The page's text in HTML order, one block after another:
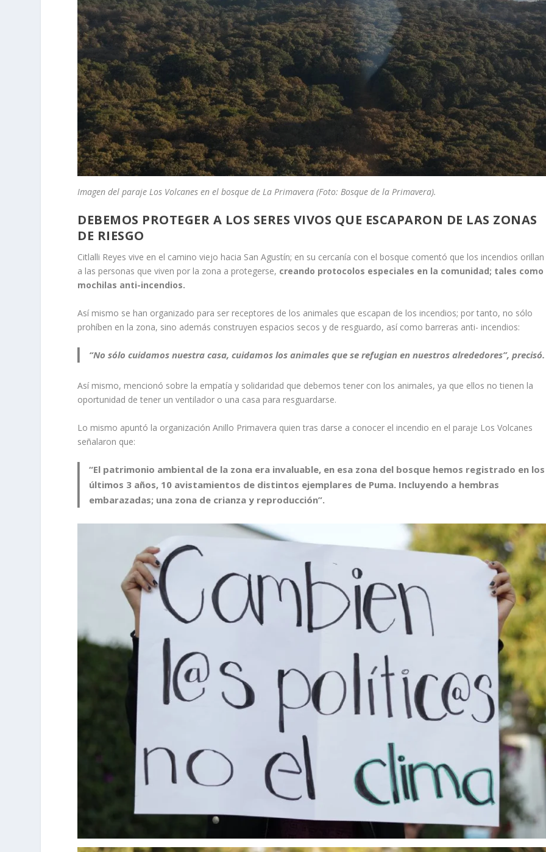
Imagen del paraje Los Volcanes en el bosque de La Primavera (Foto: Bosque de la Primavera).
DEBEMOS PROTEGER A LOS SERES VIVOS QUE ESCAPARON DE LAS ZONAS
DE RIESGO
Citlalli Reyes vive en el camino viejo hacia San Agustín; en su cercanía con el bosque comentó que los incendios orillan
a las personas que viven por la zona a protegerse, creando protocolos especiales en la comunidad; tales como
mochilas anti-incendios.
Así mismo se han organizado para ser receptores de los animales que escapan de los incendios; por tanto, no sólo
prohíben en la zona, sino además construyen espacios secos y de resguardo, así como barreras anti- incendios:
“No sólo cuidamos nuestra casa, cuidamos los animales que se refugian en nuestros alrededores”, precisó.
Así mismo, mencionó sobre la empatía y solidaridad que debemos tener con los animales, ya que ellos no tienen la
oportunidad de tener un ventilador o una casa para resguardarse.
Lo mismo apuntó la organización Anillo Primavera quien tras darse a conocer el incendio en el paraje Los Volcanes
señalaron que:
“El patrimonio ambiental de la zona era invaluable, en esa zona del bosque hemos registrado en los
últimos 3 años, 10 avistamientos de distintos ejemplares de Puma. Incluyendo a hembras
embarazadas; una zona de crianza y reproducción”.